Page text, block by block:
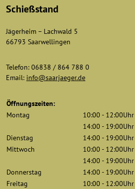
Schießstand
Jägerheim – Lachwald 5
66793 Saarwellingen
Telefon: 06838 / 864 788 0
Email: info@saarjaeger.de
Öffnungszeiten:
Montag
10:00 - 12:00Uhr
14:00 - 19:00Uhr
Dienstag
14:00 - 19:00Uhr
Mittwoch
10:00 - 12:00Uhr
14:00 - 19:00Uhr
Donnerstag
14:00 - 19:00Uhr
Freitag
10:00 - 12:00Uhr